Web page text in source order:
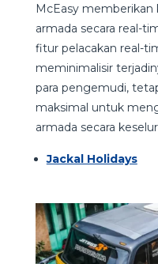
McEasy
armada secara real-
fitur pelacakan real-
meminimalisir
para pengemudi,
maksimal untuk
armada secara
Jackal Holidays